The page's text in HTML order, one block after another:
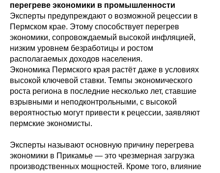
перегреве экономики в промышленности
Эксперты предупреждают о возможной рецессии в
Пермском крае. Этому способствует перегрев
экономики, сопровождаемый высокой инфляцией,
низким уровнем безработицы и ростом
располагаемых доходов населения.
Экономика Пермского края растёт даже в условиях
высокой ключевой ставки. Темпы экономического
роста региона в последние несколько лет, ставшие
взрывными и неподконтрольными, с высокой
вероятностью могут привести к рецессии, заявляют
пермские экономисты.
Эксперты называют основную причину перегрева
экономики в Прикамье — это чрезмерная загрузка
производственных мощностей. Кроме того, влияние